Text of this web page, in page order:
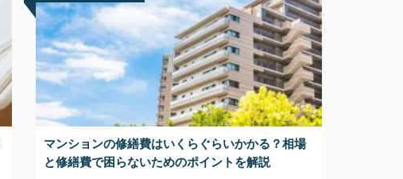
マンションの修繕費はいくらぐらいかかる？相場
と修繕費で困らないためのポイントを解説